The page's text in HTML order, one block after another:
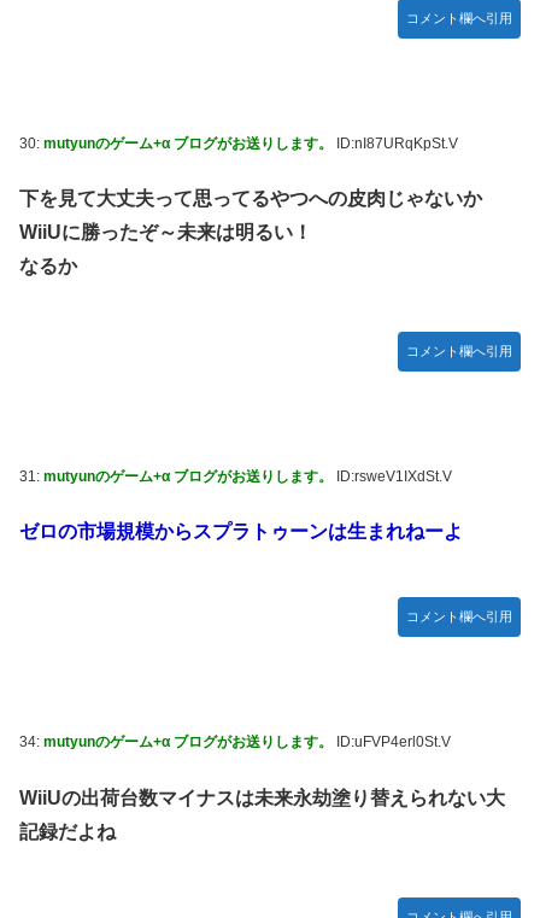
コメント欄へ引用
30: mutyunのゲーム+α ブログがお送りします。 ID:nI87URqKpSt.V
下を見て大丈夫って思ってるやつへの皮肉じゃないか
WiiUに勝ったぞ～未来は明るい！
なるか
コメント欄へ引用
31: mutyunのゲーム+α ブログがお送りします。 ID:rsweV1IXdSt.V
ゼロの市場規模からスプラトゥーンは生まれねーよ
コメント欄へ引用
34: mutyunのゲーム+α ブログがお送りします。 ID:uFVP4erl0St.V
WiiUの出荷台数マイナスは未来永劫塗り替えられない大
記録だよね